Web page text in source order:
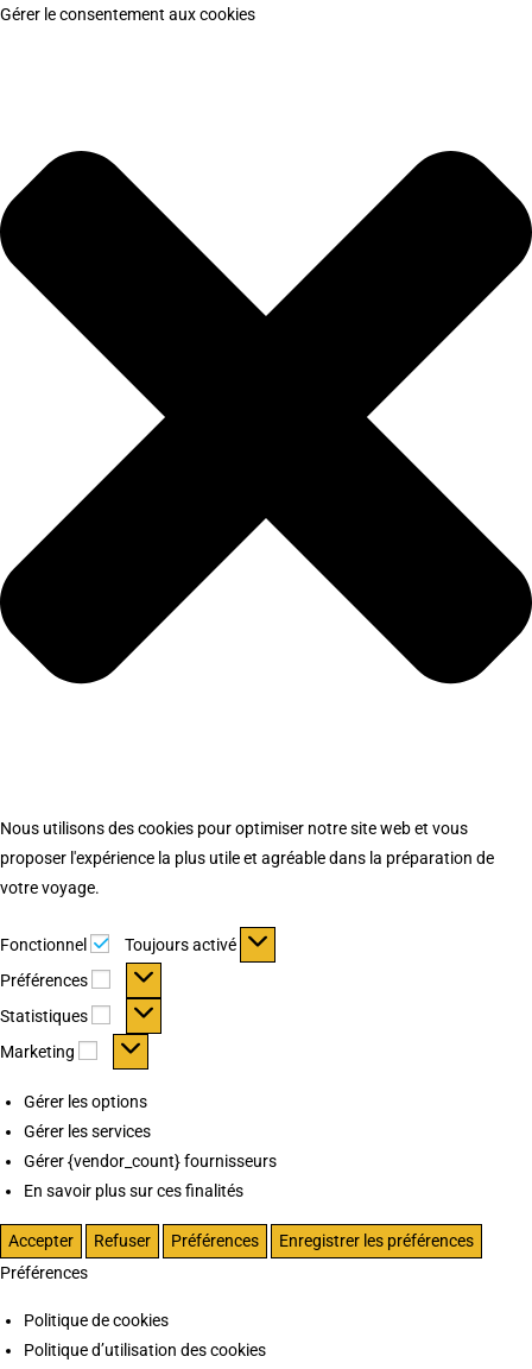
Gérer le consentement aux cookies
Nous utilisons des cookies pour optimiser notre site web et vous
proposer l'expérience la plus utile et agréable dans la préparation de
votre voyage.
Fonctionnel Fonctionnel
Toujours activé
Préférences
Préférences
Statistiques Statistiques
Marketing Marketing
Gérer les options
Gérer les services
Gérer {vendor_count} fournisseurs
En savoir plus sur ces finalités
Accepter Refuser Préférences
Enregistrer les préférences
Préférences
Politique de cookies
Politique d’utilisation des cookies